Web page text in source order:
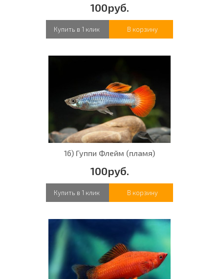
100руб.
Купить в 1 клик В корзину
1б) Гуппи Флейм (пламя)
100руб.
Купить в 1 клик В корзину